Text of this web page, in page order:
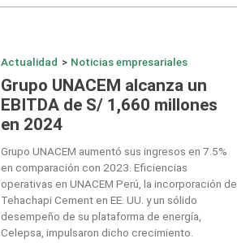
Actualidad > Noticias empresariales
Grupo UNACEM alcanza un
EBITDA de S/ 1,660 millones
en 2024
Grupo UNACEM aumentó sus ingresos en 7.5%
en comparación con 2023. Eficiencias
operativas en UNACEM Perú, la incorporación de
Tehachapi Cement en EE. UU. y un sólido
desempeño de su plataforma de energía,
Celepsa, impulsaron dicho crecimiento.